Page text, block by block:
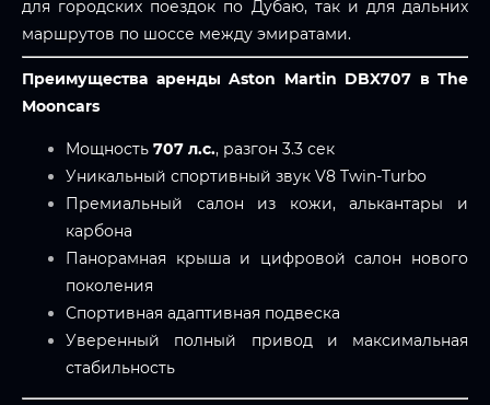
для городских поездок по Дубаю, так и для дальних
маршрутов по шоссе между эмиратами.
Преимущества аренды Aston Martin DBX707 в The
Mooncars
Мощность 707 л.с., разгон 3.3 сек
Уникальный спортивный звук V8 Twin-Turbo
Премиальный салон из кожи, алькантары и
карбона
Панорамная крыша и цифровой салон нового
поколения
Спортивная адаптивная подвеска
Уверенный полный привод и максимальная
стабильность